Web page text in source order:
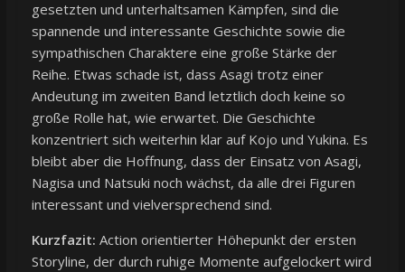
gesetzten und unterhaltsamen Kämpfen, sind die
spannende und interessante Geschichte sowie die
sympathischen Charaktere eine große Stärke der
Reihe. Etwas schade ist, dass Asagi trotz einer
Andeutung im zweiten Band letztlich doch keine so
große Rolle hat, wie erwartet. Die Geschichte
konzentriert sich weiterhin klar auf Kojo und Yukina. Es
bleibt aber die Hoffnung, dass der Einsatz von Asagi,
Nagisa und Natsuki noch wächst, da alle drei Figuren
interessant und vielversprechend sind.
Kurzfazit: Action orientierter Höhepunkt der ersten
Storyline, der durch ruhige Momente aufgelockert wird